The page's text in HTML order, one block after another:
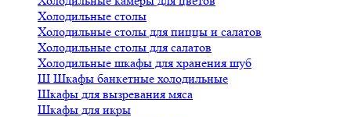
Холодильные столы
Холодильные столы для пиццы и салатов
Холодильные столы для салатов
Холодильные шкафы для хранения шуб
Ш Шкафы банкетные холодильные
Шкафы для вызревания мяса
Шкафы для икры